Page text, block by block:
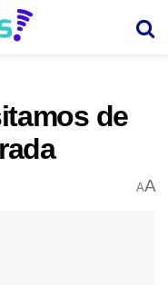
de
AA